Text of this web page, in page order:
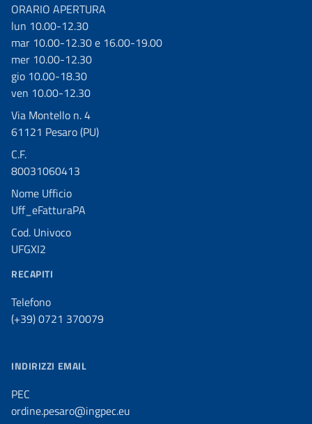
ORARIO APERTURA
lun 10.00-12.30
mar 10.00-12.30 e 16.00-19.00
mer 10.00-12.30
gio 10.00-18.30
ven 10.00-12.30
Via Montello n. 4
61121 Pesaro (PU)
C.F.
80031060413
Nome Ufficio
Uff_eFatturaPA
Cod. Univoco
UFGXI2
RECAPITI
Telefono
(+39) 0721 370079
INDIRIZZI EMAIL
PEC
ordine.pesaro@ingpec.eu